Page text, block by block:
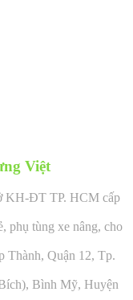
Việt
KH-ĐT TP. HCM cấp
phụ tùng xe nâng, cho
Thành, Quận 12, Tp.
Bình Mỹ, Huyện